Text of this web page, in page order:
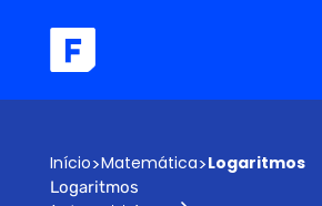
Início>Matemática>Logaritmos
Logaritmos